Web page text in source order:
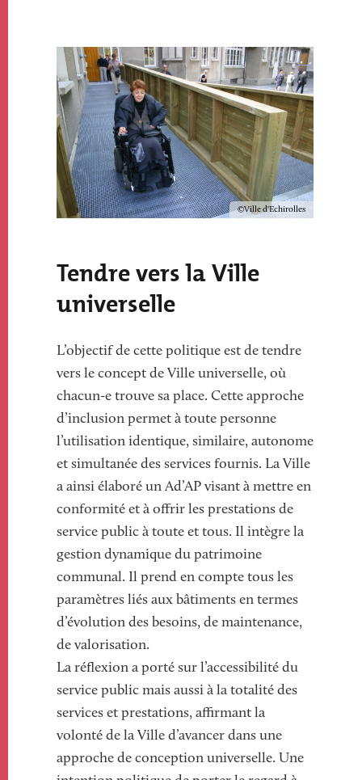
Image
Image
Copyright
Ville d'Echirolles
Tendre vers la Ville
universelle
L’objectif de cette politique est de tendre
vers le concept de Ville universelle, où
chacun-e trouve sa place. Cette approche
d’inclusion permet à toute personne
l’utilisation identique, similaire, autonome
et simultanée des services fournis. La Ville
a ainsi élaboré un Ad’AP visant à mettre en
conformité et à offrir les prestations de
service public à toute et tous. Il intègre la
gestion dynamique du patrimoine
communal. Il prend en compte tous les
paramètres liés aux bâtiments en termes
d’évolution des besoins, de maintenance,
de valorisation.
La réflexion a porté sur l’accessibilité du
service public mais aussi à la totalité des
services et prestations, affirmant la
volonté de la Ville d’avancer dans une
approche de conception universelle. Une